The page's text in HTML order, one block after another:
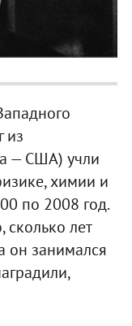
из
— США) учли
химии и
по 2008 год.
сколько лет
он занимался